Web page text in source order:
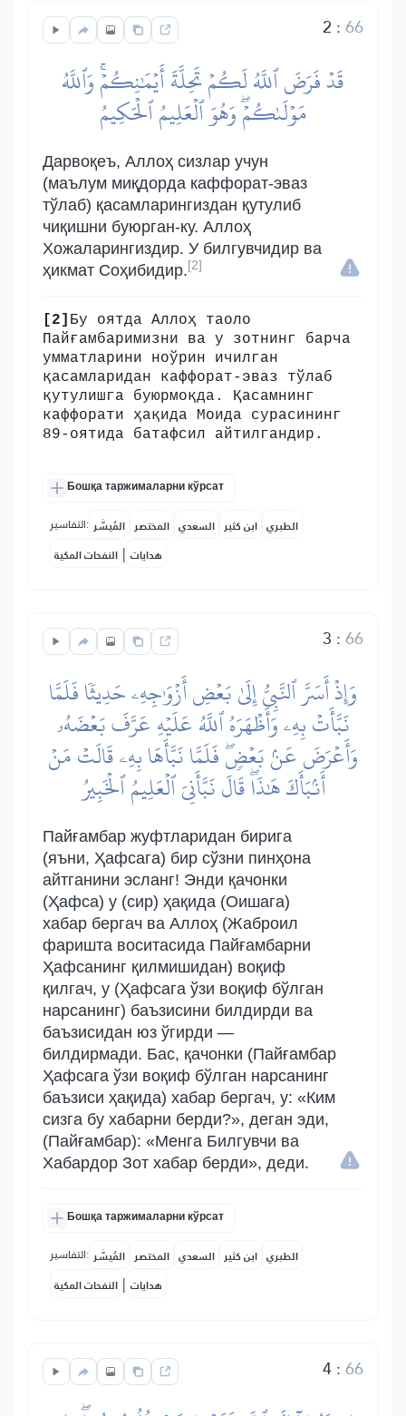
2 :66
قَدۡ فَرَضَ ٱللَّهُ لَكُمۡ تَحِلَّةَ أَيۡمَٰنِكُمۡۚ وَٱللَّهُ
مَوۡلَىٰكُمۡۖ وَهُوَ ٱلۡعَلِيمُ ٱلۡحَكِيمُ
Дарвоқеъ, Аллоҳ сизлар учун
(маълум миқдорда каффорат-эваз
тўлаб) қасамларингиздан қутулиб
чиқишни буюрган-ку. Аллоҳ
Хожаларингиздир. У билгувчидир ва
ҳикмат Соҳибидир. [2]
[2] Бу оятда Аллоҳ таоло
Пайғамбаримизни ва у зотнинг барча
умматларини ноўрин ичилган
қасамларидан каффорат-эваз тўлаб
қутулишга буюрмоқда. Қасамнинг
каффорати ҳақида Моида сурасининг
89-оятида батафсил айтилгандир.
Бошқа таржималарни кўрсат
التفاسير: المُيسَّر المختصر السعدي ابن كثير الطبري
النفحات المكية | هدايات
3 :66
وَإِذۡ أَسَرَّ ٱلنَّبِيُّ إِلَىٰ بَعۡضِ أَزۡوَٰجِهِۦ حَدِيثٗا فَلَمَّا
نَبَّأَتۡ بِهِۦ وَأَظۡهَرَهُ ٱللَّهُ عَلَيۡهِ عَرَّفَ بَعۡضَهُۥ
وَأَعۡرَضَ عَنۢ بَعۡضٖۖ فَلَمَّا نَبَّأَهَا بِهِۦ قَالَتۡ مَنۡ
أَنۢبَأَكَ هَٰذَاۖ قَالَ نَبَّأَنِيَ ٱلۡعَلِيمُ ٱلۡخَبِيرُ
Пайғамбар жуфтларидан бирига
(яъни, Ҳафсага) бир сўзни пинҳона
айтганини эсланг! Энди қачонки
(Ҳафса) у (сир) ҳақида (Оишага)
хабар бергач ва Аллоҳ (Жаброил
фаришта воситасида Пайғамбарни
Ҳафсанинг қилмишидан) воқиф
қилгач, у (Ҳафсага ўзи воқиф бўлган
нарсанинг) баъзисини билдирди ва
баъзисидан юз ўгирди —
билдирмади. Бас, қачонки (Пайғамбар
Ҳафсага ўзи воқиф бўлган нарсанинг
баъзиси ҳақида) хабар бергач, у: «Ким
сизга бу хабарни берди?», деган эди,
(Пайғамбар): «Менга Билгувчи ва
Хабардор Зот хабар берди», деди.
Бошқа таржималарни кўрсат
التفاسير: المُيسَّر المختصر السعدي ابن كثير الطبري
النفحات المكية | هدايات
4:66